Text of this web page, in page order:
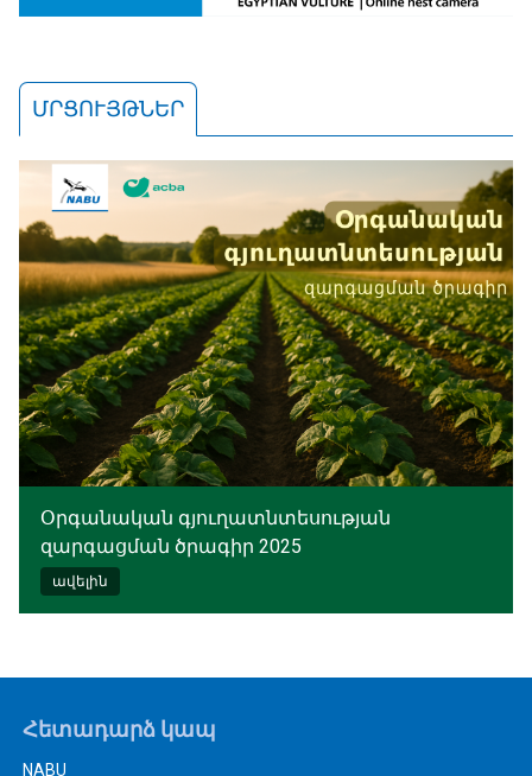
ՄՐՑՈՒՅԹՆԵՐ
Օրգանական գյուղատնտեսության
զարգացման ծրագիր 2025
ավելին
Հետադարձ կապ
NABU